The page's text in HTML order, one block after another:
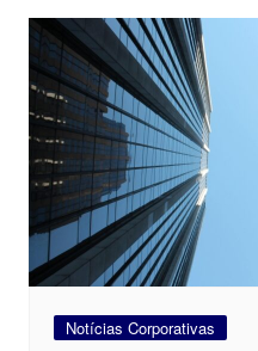
Notícias Corporativas